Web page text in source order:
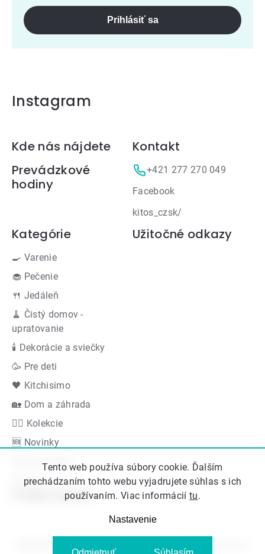
Tento web používa súbory cookie. Ďalším
prechádzaním tohto webu vyjadrujete súhlas s ich
používaním. Viac informácií tu.
Nastavenie
Prihlásiť sa
Instagram
Zápätie
Kde nás nájdete
Prevádzkové
hodiny
Kontakt
+421 277 270 049
Facebook
kitos_czsk/
Kategórie
🍳 Varenie
🧁 Pečenie
🍴 Jedáleň
🧹 Čistý domov -
upratovanie
🕯 Dekorácie a sviečky
🥳 Pre deti
🖤 Kitchisimo
🏡 Dom a záhrada
👍🏻 Kolekcie
🆕 Novinky
Akčná ponuka
Značky
Užitočné odkazy
Podporujeme